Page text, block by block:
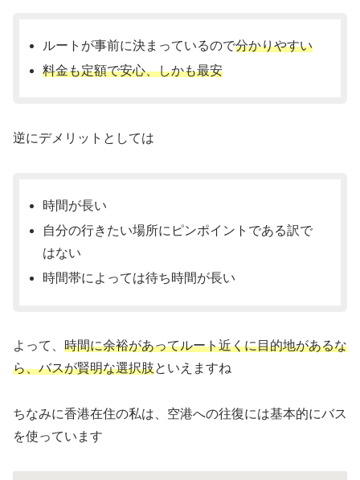
ルートが事前に決まっているので分かりやすい
料金も定額で安心、しかも最安
逆にデメリットとしては
時間が長い
自分の行きたい場所にピンポイントである訳で
はない
時間帯によっては待ち時間が長い
よって、 時間に余裕があってルート近くに目的地があるな
ら、バスが賢明な選択肢といえますね
ちなみに香港在住の私は、空港への往復には基本的にバス
を使っています